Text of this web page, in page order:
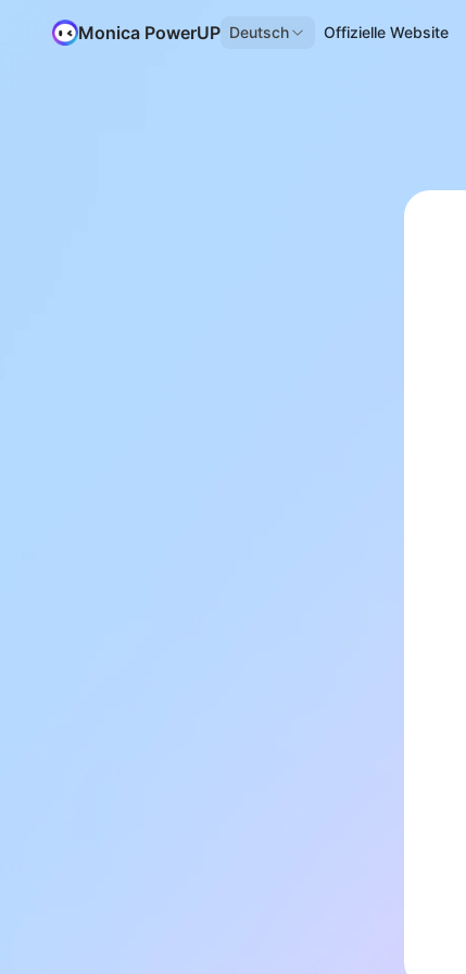
Monica PowerUP Deutsch Offizielle Website